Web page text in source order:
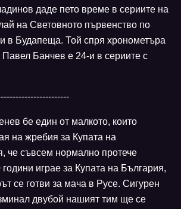
даде пето време в сериите на
на Световното първенство по
в Будапеща. Той спря хронометъра
Павел Банчев е 24-и в сериите с
бе един от малкото, които
на жребия за Купата на
че съвсем нормално протече
играе за Купата на България,
се готви за мача в Русе. Сигурен
двубой нашият тим ще се